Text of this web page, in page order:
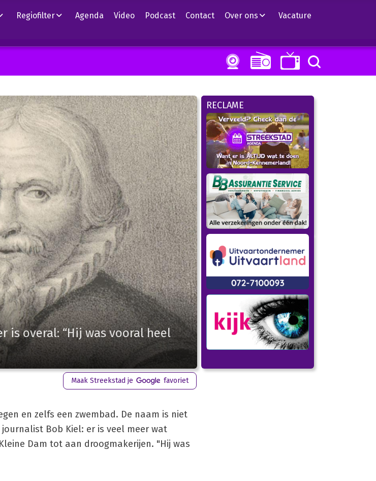
Regiofilter Agenda Video Podcast Contact Over ons Vacature
RECLAME
is overal: “Hij was vooral heel
Maak Streekstad je favoriet
en zelfs een zwembad. De naam is niet
Bob Kiel: er is veel meer wat
Dam tot aan droogmakerijen. "Hij was